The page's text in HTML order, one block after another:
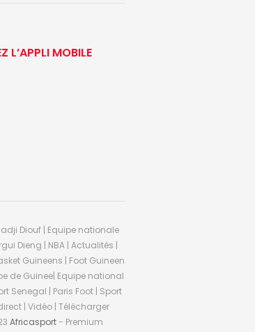
L’APPLI MOBILE
Diouf | Equipe nationale
Dieng | NBA | Actualités |
Guineens | Foot Guineen
de Guinee| Equipe national
Senegal | Paris Foot | Sport
| Vidéo | Télécharger
Africasport- Premium